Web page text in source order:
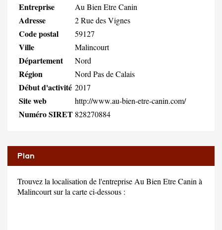
Entreprise Au Bien Etre Canin
Adresse 2 Rue des Vignes
Code postal 59127
Ville Malincourt
Département Nord
Région Nord Pas de Calais
Début d'activité 2017
Site web http://www.au-bien-etre-canin.com/
Numéro SIRET 828270884
Plan
Trouvez la localisation de l'entreprise Au Bien Etre Canin à
Malincourt sur la carte ci-dessous :